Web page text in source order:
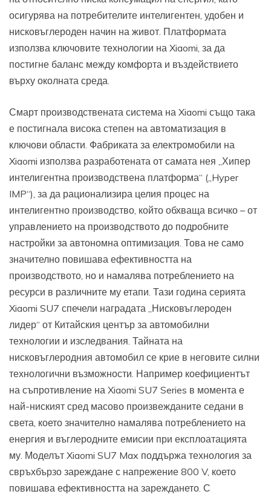
осигурява на потребителите интелигентен, удобен и
нисковъглероден начин на живот. Платформата
използва ключовите технологии на Xiaomi, за да
постигне баланс между комфорта и въздействието
върху околната среда.
Смарт производствената система на Xiaomi също така
е постигнала висока степен на автоматизация в
ключови области. Фабриката за електромобили на
Xiaomi използва разработената от самата нея „Хипер
интелигентна производствена платформа“ („Hyper
IMP“), за да рационализира целия процес на
интелигентно производство, който обхваща всичко – от
управлението на производството до подробните
настройки за автономна оптимизация. Това не само
значително повишава ефективността на
производството, но и намалява потреблението на
ресурси в различните му етапи. Тази година серията
Xiaomi SU7 спечели наградата „Нисковъглероден
лидер“ от Китайския център за автомобилни
технологии и изследвания. Тайната на
нисковъглеродния автомобил се крие в неговите силни
технологични възможности. Например коефициентът
на съпротивление на Xiaomi SU7 Series в момента е
най-ниският сред масово произвежданите седани в
света, което значително намалява потреблението на
енергия и въглеродните емисии при експлоатацията
му. Моделът Xiaomi SU7 Max поддържа технология за
свръхбързо зареждане с напрежение 800 V, което
повишава ефективността на зареждането. С